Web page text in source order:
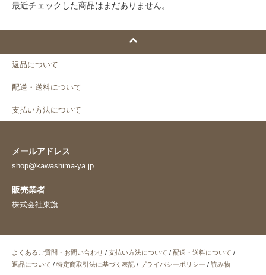
最近チェックした商品はまだありません。
返品について
配送・送料について
支払い方法について
メールアドレス
shop@kawashima-ya.jp
販売業者
株式会社東旗
よくあるご質問・お問い合わせ / 支払い方法について / 配送・送料について /
返品について / 特定商取引法に基づく表記 / プライバシーポリシー / 読み物